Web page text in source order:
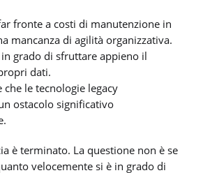
fronte a costi di manutenzione in
mancanza di agilità organizzativa.
grado di sfruttare appieno il
dati.
le tecnologie legacy
ostacolo significativo
è terminato. La questione non è se
velocemente si è in grado di